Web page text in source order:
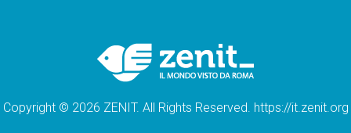
Copyright © 2026 ZENIT. All Rights Reserved. https://it.zenit.org